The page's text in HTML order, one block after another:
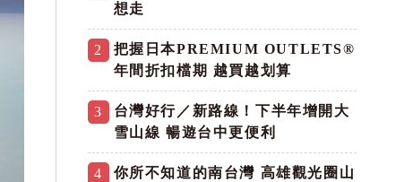
想走
2
把握日本PREMIUM OUTLETS®
年間折扣檔期 越買越划算
3
台灣好行／新路線！下半年增開大
雪山線 暢遊台中更便利
4
你所不知道的南台灣 高雄觀光圈山